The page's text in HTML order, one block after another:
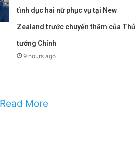
tình dục hai nữ phục vụ tại New
Zealand trước chuyến thăm của Thủ
tướng Chính
9 hours ago
Read More